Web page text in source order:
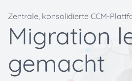
Zentrale, konsolidierte CCM-
Migration
gemacht